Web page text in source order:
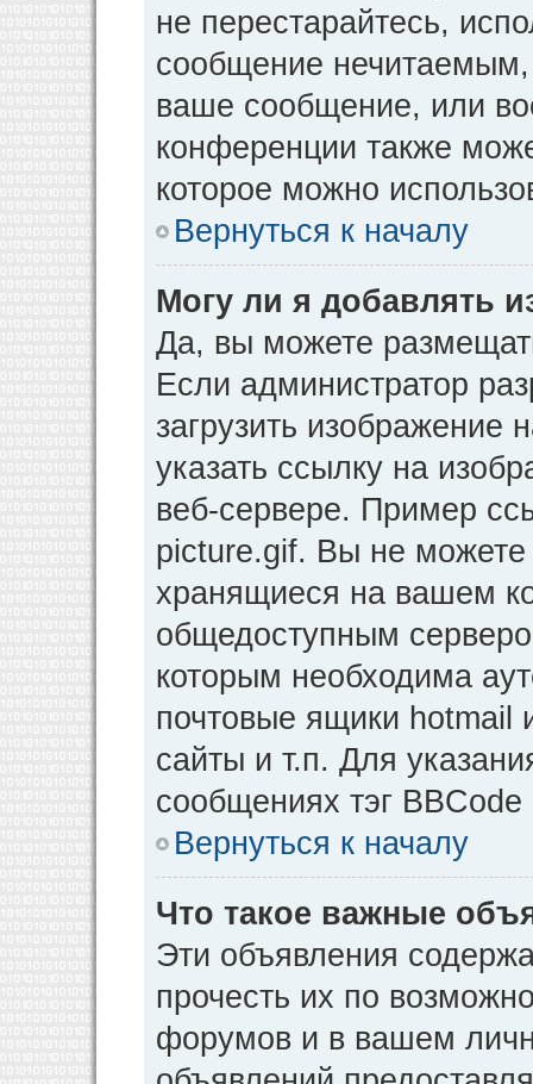
не перестарайтесь,
сообщение нечитаемым,
ваше сообщение, или
конференции также
которое можно
Вернуться к началу
Могу ли я добавлять
Да, вы можете
Если администратор
загрузить
указать ссылку на
веб-сервере. Пример
picture.gif. Вы не можете
хранящиеся на вашем
общедоступным
которым необходима
почтовые ящики
сайты и т.п. Для
сообщениях тэг BBCode
Вернуться к началу
Что такое важные
Эти объявления
прочесть их по
форумов и в вашем